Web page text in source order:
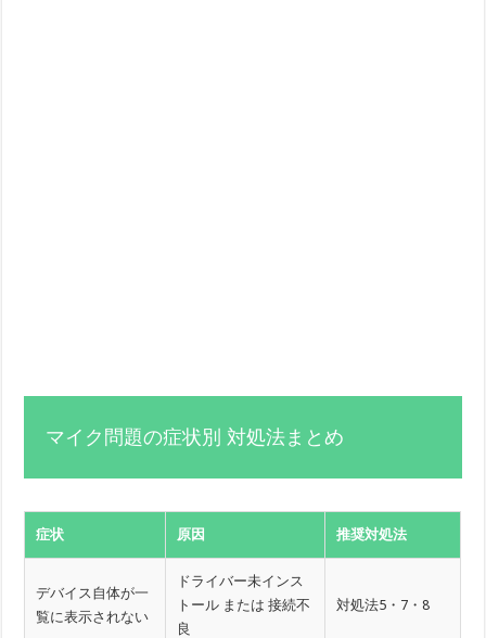
マイク問題の症状別 対処法まとめ
症状 原因 推奨対処法
デバイス自体が一
覧に表示されない
ドライバー未インス
トール または 接続不
良
対処法5・7・8